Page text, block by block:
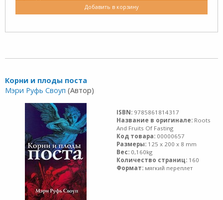
Добавить в корзину
Корни и плоды поста
Мэри Руфь Своуп (Автор)
ISBN: 9785861814317
Название в оригинале: Roots
And Fruits Of Fasting
Код товара: 00000657
Размеры: 125 x 200 x 8 mm
Вес: 0,160kg
Количество страниц: 160
Формат: мягкий переплет